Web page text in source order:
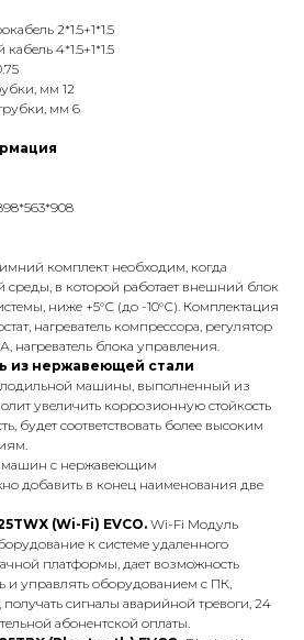
2*1.5+1*1.5
4*1.5+1*1.5
мм 12
мм 6
комплект необходим, когда
в которой работает внешний блок
ниже +5°С (до -10°С). Комплектация
нагреватель компрессора, регулятор
нагреватель блока управления.
из нержавеющей стали
машины, выполненный из
увеличить коррозионную стойкость
будет соответствовать более высоким
машин с нержавеющим
добавить в конец наименования две
(Wi-Fi) EVCO. Wi-Fi Модуль
к системе удаленного
платформы, дает возможность
и управлять оборудованием с ПК,
сигналы аварийной тревоги, 24
абонентской оплаты.